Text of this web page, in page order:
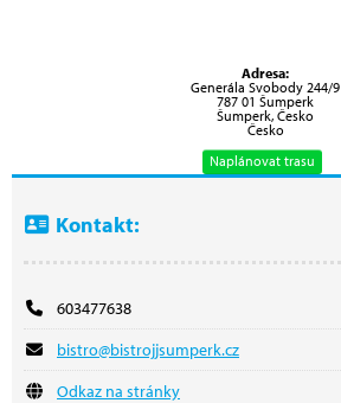
Adresa:
Generála Svobody 244/9
787 01 Šumperk
Šumperk, Česko
Česko
Naplánovat trasu
Kontakt:
603477638
bistro@bistrojjsumperk.cz
Odkaz na stránky